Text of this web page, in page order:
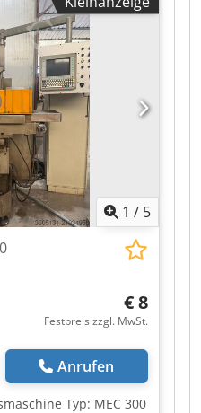
125 mm
0,086 mm/U
Pinolenkegel: R8
Gewicht: 1.200 kg
Sino 3-Achsen-
elektrisch
Halogen-
Spindelschutz
1 / 5
€ 8
Festpreis zzgl. MwSt.
Anrufen
Typ: MEC 300